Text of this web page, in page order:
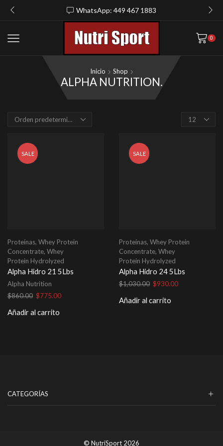
WhatsApp: 449 467 1883
0
Inicio Shop
ALPHA NUTRITION.
Products
SALE
Proteínas, Whey Protein
Concentrate, Whey
Protein Hydrolyzed
Alpha Hidro 21 5Lbs
Alpha Nutrition
$860.00 El
original
$775.00El
Añadir al carrito
SALE
Proteínas, Whey Protein
Concentrate, Whey
Protein Hydrolyzed
Alpha Hidro 24 5Lbs
$1,030.00 El
original
$930.00El
Añadir al carrito
CATEGORÍAS
© NutriSport 2026